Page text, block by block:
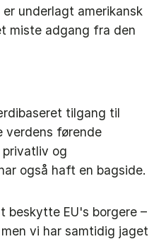
underlagt amerikansk
miste adgang fra den
tilgang til
verdens førende
og
også haft en bagside.
beskytte EU's borgere –
vi har samtidig jaget